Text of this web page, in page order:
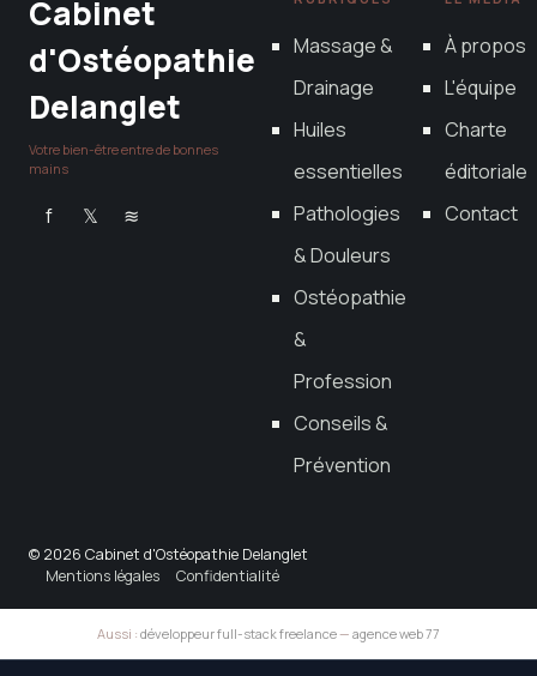
Cabinet
d'Ostéopathie
Delanglet
Votre bien-être entre de bonnes
mains
f 𝕏 ≋
Massage &
Drainage
Huiles
essentielles
Pathologies
& Douleurs
Ostéopathie
&
Profession
Conseils &
Prévention
À propos
L'équipe
Charte
éditoriale
Contact
© 2026 Cabinet d'Ostéopathie Delanglet
Mentions légales
Confidentialité
Aussi : développeur full-stack freelance— agence web 77